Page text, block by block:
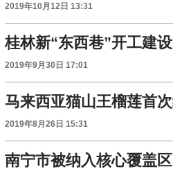
2019年10月12日 13:31
2019年9月30日 17:01
2019年8月26日 15:31
南宁市被纳入核心覆盖区